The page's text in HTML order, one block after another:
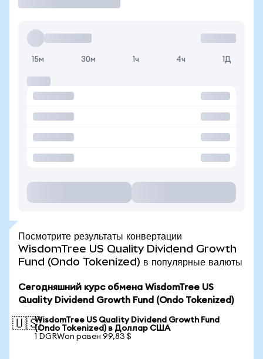
15м 30м 1ч 4ч 1Д
Посмотрите результаты конвертации
WisdomTree US Quality Dividend Growth
Fund (Ondo Tokenized) в популярные валюты
Сегодняшний курс обмена WisdomTree US
Quality Dividend Growth Fund (Ondo Tokenized)
🇺🇸WisdomTree US Quality Dividend Growth Fund
(Ondo Tokenized) в Доллар США
1 DGRWon равен 99,83 $